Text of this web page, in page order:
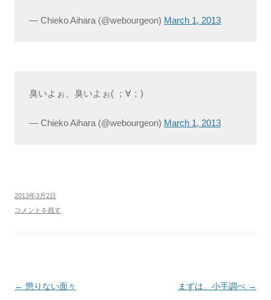
— Chieko Aihara (@webourgeon) March 1, 2013
臭いよぉ、臭いよぉ( ；∀；)
— Chieko Aihara (@webourgeon) March 1, 2013
2013年3月2日
コメントを残す
投
← 懲りない面々 まずは、小手調べ →